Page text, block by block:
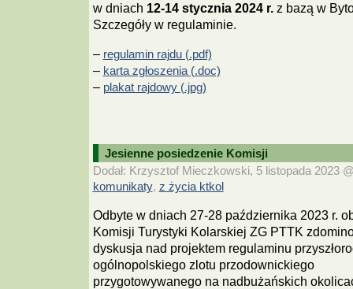
w dniach 12-14 stycznia 2024 r.z bazą w
Szczegóły w regulaminie.
– regulamin rajdu (.pdf)
– karta zgłoszenia (.doc)
– plakat rajdowy (.jpg)
Jesienne posiedzenie Komisji
Dodał: Krzysztof Mieczkowski, 5 listopada 2023
komunikaty, z życia ktkol
Odbyte w dniach 27-28 października 2023 r.
Komisji Turystyki Kolarskiej ZG PTTK
dyskusja nad projektem regulaminu
ogólnopolskiego zlotu przodownickiego
przygotowywanego na nadbużańskich